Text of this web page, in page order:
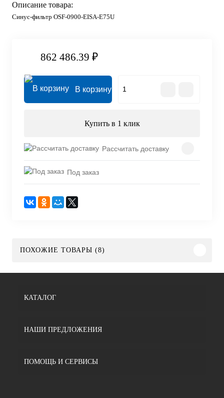
Описание товара:
Синус-фильтр OSF-0900-EISA-E75U
862 486.39 ₽
В корзину
Купить в 1 клик
Рассчитать доставку
Под заказ
ПОХОЖИЕ ТОВАРЫ (8)
КАТАЛОГ
НАШИ ПРЕДЛОЖЕНИЯ
ПОМОЩЬ И СЕРВИСЫ